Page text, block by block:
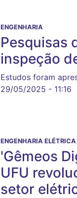
ENGENHARIA
Pesquisas
inspeção
Estudos foram
29/05/2025 - 11:16
ENGENHARIA ELÉTRICA
'Gêmeos
UFU
setor